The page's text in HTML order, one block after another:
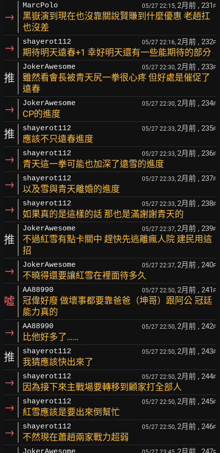
→
MarcPolo 05/27 22:15, 2月前 , 231 F
黑嶽演到現在也沒靠關說賢賺到什麼優惠 老趙扛
也沒差
→ shayerot112 05/27 22:16, 2月前 , 232F
期待明天遠春+1 幸好明天還有一些能期待的部分
推
JokerAwesome 05/27 22:30, 2月前 , 233F
雖然看會長被青天尻一拳很心疼 但好處是催促了
遠春
→ JokerAwesome 05/27 22:30, 2月前 , 234F
CP的進度
推 shayerot112 05/27 22:33, 2月前 , 235F
應該不只遠春進度
→ shayerot112 05/27 22:33, 2月前 , 236F
青天這一拳可能也加深了遠雪的進度
→ shayerot112 05/27 22:33, 2月前 , 237F
以及雪與青天離婚的進度
→ shayerot112 05/27 22:33, 2月前 , 238F
如果真的是這樣的話 那也是滿謝謝青天的
推
JokerAwesome 05/27 22:37, 2月前 , 239F
不過紅雪有點卡關中 趕快先逃離瘋人院 建民用這
招
→ JokerAwesome 05/27 22:37, 2月前 , 240F
不曉得還要讓紅雪在裡面待多久
噓
AA88990 05/27 22:50, 2月前 , 241 F
冠偉好廢 做壞事都要靠爸爸（坤哥）跟阿公 冠廷
能力真的
→ AA88990 05/27 22:50, 2月前 , 242F
比他好多了……
推 shayerot112 05/27 22:50, 2月前 , 243F
我猜應該快出來了
→ shayerot112 05/27 22:50, 2月前 , 244F
因為接下來主戰場要轉移到顧家打全部人
→ shayerot112 05/27 22:50, 2月前 , 245F
紅雪應該是要出來倒幫忙
→ shayerot112 05/27 22:50, 2月前 , 246F
不然現在蕭趙兩家戰力超弱